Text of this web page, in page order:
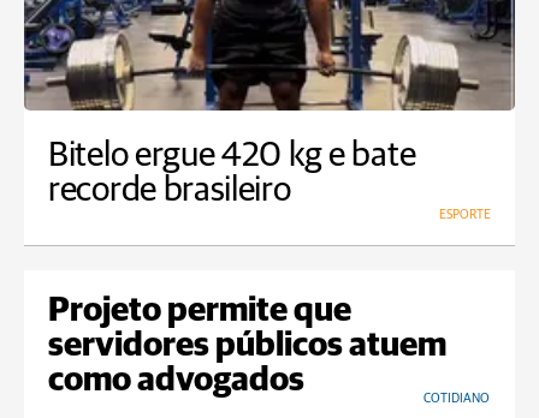
Bitelo ergue 420 kg e bate
recorde brasileiro
ESPORTE
Projeto permite que
servidores públicos atuem
como advogados
COTIDIANO